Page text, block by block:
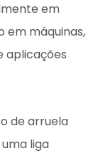
em
em máquinas,
aplicações
de arruela
liga